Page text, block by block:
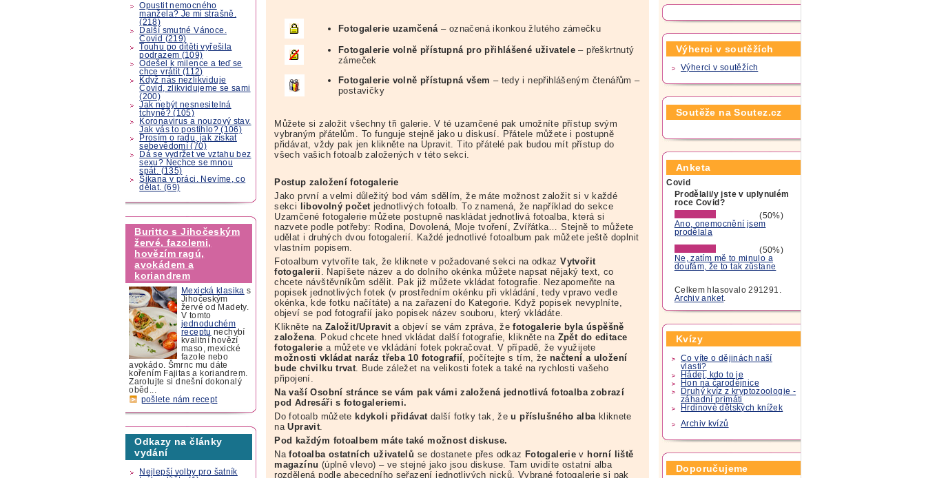
Opustit nemocného
manžela? Je mi strašně.
(218)
Další smutné Vánoce.
Covid (219)
Touhu po dítěti vyřešila
podrazem (109)
Odešel k milence a teď se
chce vrátit (112)
Když nás nezlikviduje
Covid, zlikvidujeme se sami
(200)
Jak nebýt nesnesitelná
tchyně? (105)
Koronavirus a nouzový stav.
Jak vás to postihlo? (106)
Prosím o radu, jak získat
sebevědomí (70)
Dá se vydržet ve vztahu bez
sexu? Nechce se mnou
spát. (135)
Šikana v práci. Nevíme, co
dělat. (69)
Buritto s Jihočeským
žervé, fazolemi,
hovězím ragú,
avokádem a
koriandrem
Mexická klasika s
Jihočeským
žervé od Madety.
V tomto
jednoduchém
receptu nechybí
kvalitní hovězí
maso, mexické
fazole nebo
avokádo. Šmrnc mu dáte
kořením Fajitas a koriandrem.
Zarolujte si dnešní dokonalý
oběd...
pošlete nám recept
Odkazy na články
vydání
Nejlepší volby pro šatník
Fotogalerie uzamčená – označená ikonkou žlutého zámečku
Fotogalerie volně přístupná pro přihlášené uživatele – přeškrtnutý
zámeček
Fotogalerie volně přístupná všem – tedy i nepřihlášeným čtenářům –
postavičky
Můžete si založit všechny tři galerie. V té uzamčené pak umožníte přístup svým
vybraným přátelům. To funguje stejně jako u diskusí. Přátele můžete i postupně
přidávat, vždy pak jen klikněte na Upravit. Tito přátelé pak budou mít přístup do
všech vašich fotoalb založených v této sekci.
Postup založení fotogalerie
Jako první a velmi důležitý bod vám sdělím, že máte možnost založit si v každé
sekci
libovolný počet jednotlivých fotoalb. To znamená, že například do sekce
Uzamčené fotogalerie můžete postupně naskládat jednotlivá fotoalba, která si
nazvete podle potřeby: Rodina, Dovolená, Moje tvoření, Zvířátka… Stejně to můžete
udělat i druhých dvou fotogalerií. Každé jednotlivé fotoalbum pak můžete ještě doplnit
vlastním popisem.
Fotoalbum vytvoříte tak, že kliknete v požadované sekci na odkazVytvořit
fotogalerii
. Napíšete název a do dolního okénka můžete napsat nějaký text, co
chcete návštěvníkům sdělit. Pak již můžete vkládat fotografie. Nezapomeňte na
popisek jednotlivých fotek (v prostředním okénku při vkládání, tedy vpravo vedle
okénka, kde fotku načítáte) a na zařazení do Kategorie. Když popisek nevyplníte,
objeví se pod fotografií jako popisek název souboru, který vkládáte.
Klikněte na Založit/Upravita objeví se vám zpráva, žefotogalerie byla úspěšně
založena . Pokud chcete hned vkládat další fotografie, klikněte na Zpět do editace
fotogalerie a můžete ve vkládání fotek pokračovat. V případě, že využijete
možnosti vkládat naráz třeba 10 fotografií , počítejte s tím, že načtení a uložení
bude chvilku trvat . Bude záležet na velikosti fotek a také na rychlosti vašeho
připojení.
Na vaší Osobní stránce se vám pak vámi založená jednotlivá fotoalba zobrazí
pod Adresáři s fotogaleriemi.
Do fotoalb můžete kdykoli přidávat další fotky tak, žeu příslušného alba kliknete
naUpravit
Pod každým fotoalbem máte také možnost diskuse.
Nafotoalba ostatních uživatelů se dostanete přes odkaz Fotogalerie v horní liště
magazínu (úplně vlevo) – ve stejné jako jsou diskuse. Tam uvidíte ostatní alba
rozdělená podle abecedního seřazení jednotlivých nicků. Vybrané fotogalerie si pak
Výherci v soutěžích
Výherci v soutěžích
Soutěže na Soutez.cz
Anketa
Covid
Prodělali/y jste v uplynulém
roce Covid?
(50%)
Ano, onemocnění jsem
prodělala
(50%)
Ne, zatím mě to minulo a
doufám, že to tak zůstane
Celkem hlasovalo 291291.
Archiv anket.
Kvízy
Co víte o dějinách naší
vlasti?
Hádej, kdo to je
Hon na čarodějnice
Druhý kvíz z kryptozoologie -
záhadní primáti
Hrdinové dětských knížek
Archiv kvízů
Doporučujeme